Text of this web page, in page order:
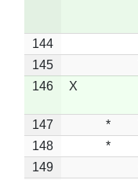
144
145
146
X
147 *
148
*
149